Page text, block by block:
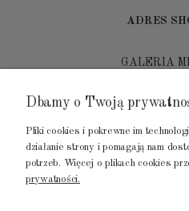
ADRES
GALERIA
80-452
tel.: 502
mail:
Dbamy o Twoją
Pliki cookies i pokrewne im
działanie strony i pomagają nam
potrzeb. Więcej o plikach cookies
prywatności.